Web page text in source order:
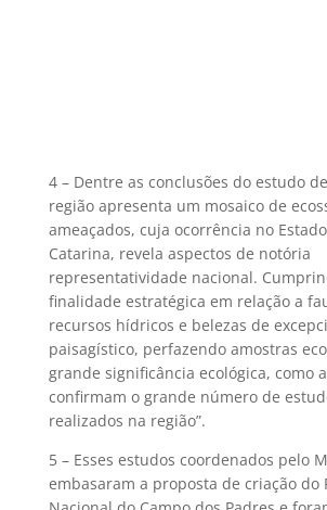
4 – Dentre as conclusões do estudo
região apresenta um mosaico de
ameaçados, cuja ocorrência no
Catarina, revela aspectos de notória
representatividade nacional.
finalidade estratégica em relação a
recursos hídricos e belezas de
paisagístico, perfazendo amostras
grande significância ecológica, como
confirmam o grande número de
realizados na região”.
5 – Esses estudos coordenados pelo
embasaram a proposta de criação do